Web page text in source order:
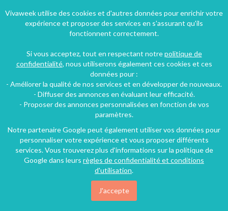
Appartement à Rouen en Seine-Maritime - Haute Normandie dans ancien immeuble de caractère
Rouen (31 km), Seine-Maritime, Haute-Normandie, Normandie, France
39€/nuit
Vivaweek utilise des cookies et d'autres données pour enrichir votre
expérience et proposer des services en s'assurant qu'ils
fonctionnent correctement.
Si vous acceptez, tout en respectant notrepolitique de
confidentialité, nous utiliserons également ces cookies et ces
données pour :
- Améliorer la qualité de nos services et en développer de nouveaux.
- Diffuser des annonces en évaluant leur efficacité.
- Proposer des annonces personnalisées en fonction de vos
paramètres.
Notre partenaire Google peut également utiliser vos données pour
personnaliser votre expérience et vous proposer différents
services. Vous trouverez plus d'informations sur la politique de
Google dans leurs règles de confidentialité et conditions
d'utilisation.
J'accepte